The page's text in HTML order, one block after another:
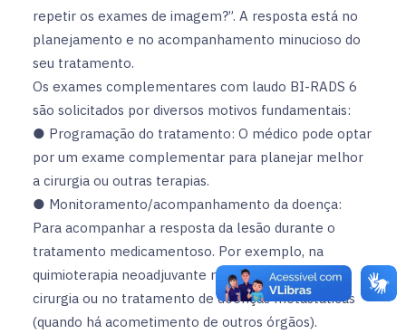
repetir os exames de imagem?”. A resposta está no
planejamento e no acompanhamento minucioso do
seu tratamento.
Os exames complementares com laudo BI-RADS 6
são solicitados por diversos motivos fundamentais:
● Programação do tratamento: O médico pode optar
por um exame complementar para planejar melhor
a cirurgia ou outras terapias.
● Monitoramento/acompanhamento da doença:
Para acompanhar a resposta da lesão durante o
tratamento medicamentoso. Por exemplo, na
quimioterapia neoadjuvante realizada antes da
cirurgia ou no tratamento de doenças metastáticas
(quando há acometimento de outros órgãos).